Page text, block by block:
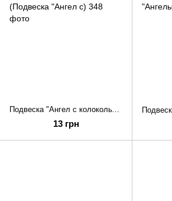
Подвеска "Ангел с колокольчиками" круглая (Подвеска "Ангел с)
13 грн